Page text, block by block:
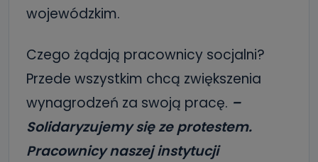
wojewódzkim.
Czego żądają pracownicy socjalni?
Przede wszystkim chcą zwiększenia
wynagrodzeń za swoją pracę. –
Solidaryzujemy się ze protestem.
Pracownicy naszej instytucji